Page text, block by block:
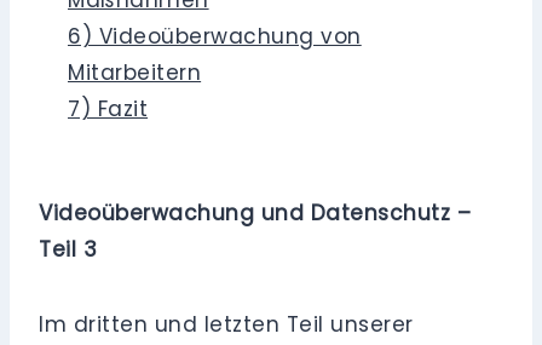
6) Videoüberwachung von
Mitarbeitern
7) Fazit
Videoüberwachung und Datenschutz –
Teil 3
Im dritten und letzten Teil unserer